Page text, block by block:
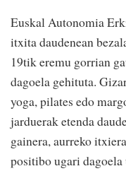
Euskal Autonomia
itxita daudenean
19tik eremu gorrian
dagoela gehituta.
yoga, pilates edo
jarduerak etenda
gainera, aurreko
positibo ugari